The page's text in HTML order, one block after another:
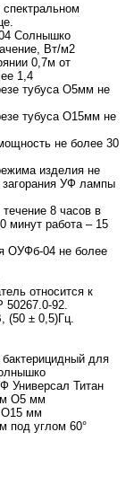
Солнышко
Вт/м2
0,7м от
1,4
тубуса O5мм не
тубуса O15мм не
не более 30
изделия не
УФ лампы
8 часов в
минут работа – 15
ОУФб-04 не более
относится к
92.
(50 ± 0,5)Гц.
для
Универсал Титан
O5 мм
мм
под углом 60°